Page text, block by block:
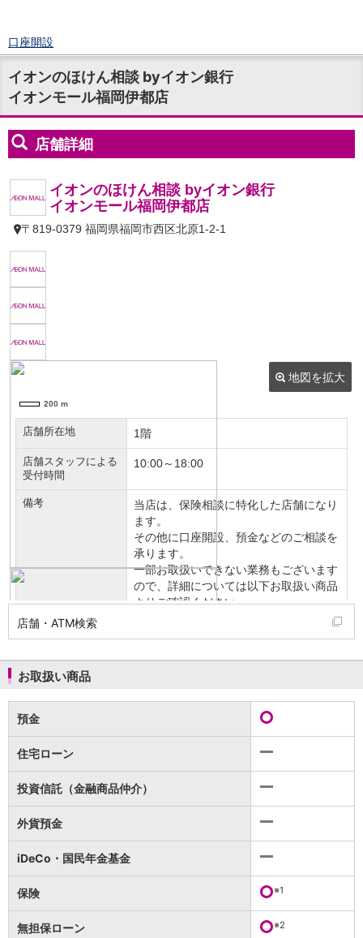
口座開設
ログイン
チャット
メニュー
商品・サービス
預金
円預金TOP
定期預金
積立式定期預金
外貨預金 TOP
NISA
金銭信託のしくみ
取扱商品一覧
iDeCo・国民年金基金
iDeCo（個人型確定拠出年金）
国民年金基金
ロボアドバイザークラウドファンディングTOP
WealthNavi for イオン銀行（ロボアドバイザー）
まいクラウドファンディング
ローン
住宅ローン
新規お借入れの方
お借換えの方
フラット35
リ・バース60
カードローン
目的別ローンマイページ
保険
保険TOP
医療保険
就業不能保険
海外旅行保険
国内旅行傷害保険
スマホ保険
傷害保険
介護保険
イオンのほけん相談 byイオン銀行
イオンモール福岡伊都店
店舗・ATM検索
お取扱い商品
預金
住宅ローン
投資信託（金融商品仲介）
外貨預金
iDeCo・国民年金基金
保険 ※1
無担保ローン ※2